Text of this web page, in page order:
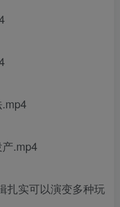
.mp4
扎实可以演变多种玩